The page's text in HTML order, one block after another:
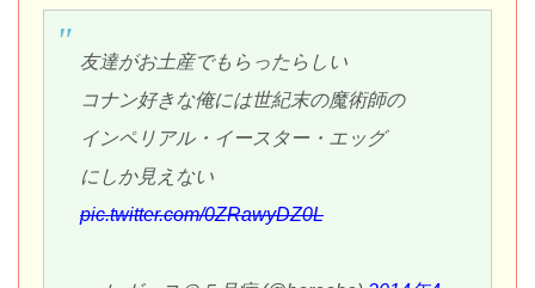
友達がお土産でもらったらしい
コナン好きな俺には世紀末の魔術師の
インペリアル・イースター・エッグ
にしか見えない
pic.twitter.com/0ZRawyDZ0L